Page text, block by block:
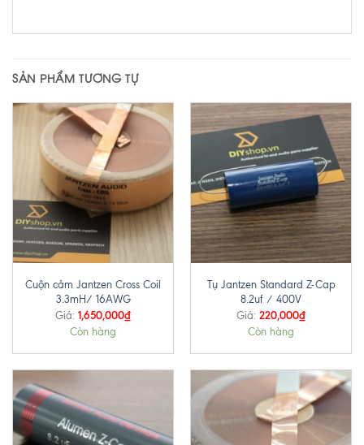
SẢN PHẨM TƯƠNG TỰ
Cuộn cảm Jantzen Cross Coil
3.3mH/ 16AWG
Giá: 1,650,000₫
Còn hàng
Tụ Jantzen Standard Z-Cap
8.2uf / 400V
Giá: 220,000₫
Còn hàng